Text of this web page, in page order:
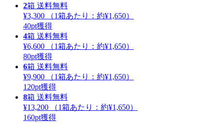
2箱 送料無料
¥3,300
（1箱あたり： 約¥1,650）
40pt獲得
4箱 送料無料
¥6,600
（1箱あたり： 約¥1,650）
80pt獲得
6箱 送料無料
¥9,900
（1箱あたり： 約¥1,650）
120pt獲得
8箱 送料無料
¥13,200
（1箱あたり： 約¥1,650）
160pt獲得